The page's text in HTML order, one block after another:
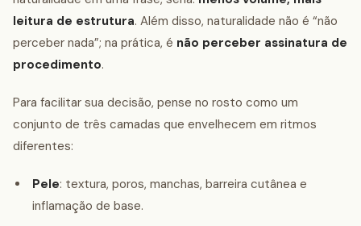
leitura de estrutura. Além disso, naturalidade não é “não
perceber nada”; na prática, é não perceber assinatura de
procedimento.
Para facilitar sua decisão, pense no rosto como um
conjunto de três camadas que envelhecem em ritmos
diferentes:
Pele: textura, poros, manchas, barreira cutânea e
inflamação de base.